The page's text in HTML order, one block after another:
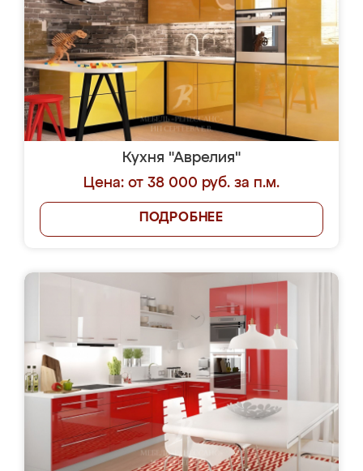
Кухня "Аврелия"
Цена: от 38 000 руб. за п.м.
ПОДРОБНЕЕ